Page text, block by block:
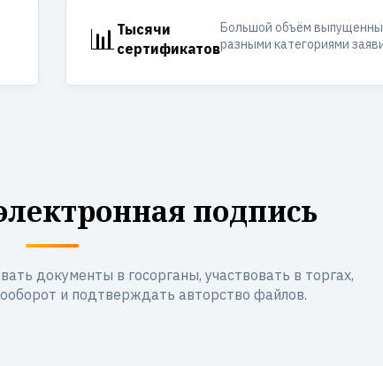
📊 Тысячи
сертификатов
Большой объём
разными категориями
подпись
документы в госорганы, участвовать в торгах,
и подтверждать авторство файлов.